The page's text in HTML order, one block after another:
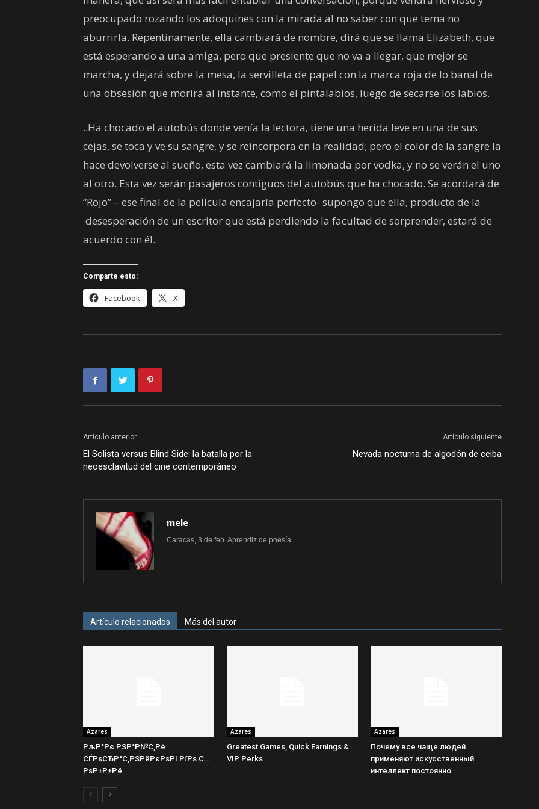
preocupado rozando los adoquines con la mirada al no saber con que tema no
aburrirla. Repentinamente, ella cambiará de nombre, dirá que se llama Elizabeth, que
está esperando a una amiga, pero que presiente que no va a llegar, que mejor se
marcha, y dejará sobre la mesa, la servilleta de papel con la marca roja de lo banal de
una obsesión que morirá al instante, como el pintalabios, luego de secarse los labios.
..Ha chocado el autobús donde venía la lectora, tiene una herida leve en una de sus
cejas, se toca y ve su sangre, y se reincorpora en la realidad; pero el color de la sangre la
hace devolverse al sueño, esta vez cambiará la limonada por vodka, y no se verán el uno
al otro. Esta vez serán pasajeros contiguos del autobús que ha chocado. Se acordará de
“Rojo” – ese final de la película encajaría perfecto- supongo que ella, producto de la
desesperación de un escritor que está perdiendo la facultad de sorprender, estará de
acuerdo con él.
Comparte esto:
Facebook X
Artículo anterior
El Solista versus Blind Side: la batalla por la
neoesclavitud del cine contemporáneo
Artículo siguiente
Nevada nocturna de algodón de ceiba
mele
Caracas, 3 de feb. Aprendiz de poesía
Artículo relacionados Más del autor
Azares
РљР°Рє РЅР°Р№С‚Рё
СЃРѕСЂР°С‚РЅРёРєРѕРІ РїРѕ С…
РѕР±Р±Рё
Azares
Greatest Games, Quick Earnings &
VIP Perks
Azares
Почему все чаще людей
применяют искусственный
интеллект постоянно